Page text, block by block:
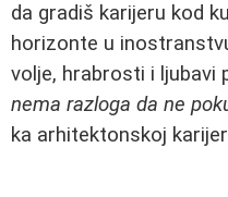
da gradiš karijeru kod
horizonte u
volje, hrabrosti i ljubavi
nema razloga da ne
ka arhitektonskoj